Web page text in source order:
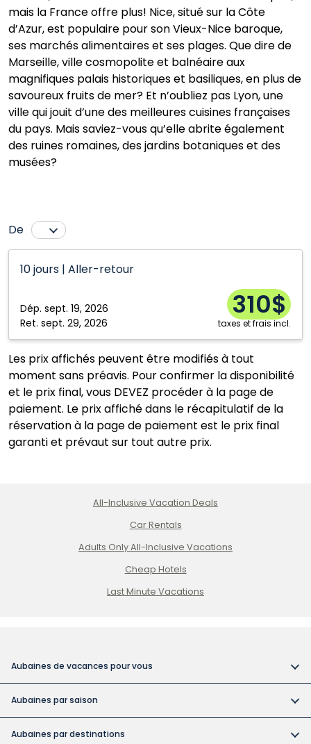
mais la France offre plus! Nice, situé sur la Côte
d’Azur, est populaire pour son Vieux-Nice baroque,
ses marchés alimentaires et ses plages. Que dire de
Marseille, ville cosmopolite et balnéaire aux
magnifiques palais historiques et basiliques, en plus de
savoureux fruits de mer? Et n’oubliez pas Lyon, une
ville qui jouit d’une des meilleures cuisines françaises
du pays. Mais saviez-vous qu’elle abrite également
des ruines romaines, des jardins botaniques et des
musées?
De
Montréal
Ottawa
Vancouver
10 jours | Aller-retour
Dép. sept. 19, 2026
Ret. sept. 29, 2026
310$
taxes et frais incl.
Les prix affichés peuvent être modifiés à tout
moment sans préavis. Pour confirmer la disponibilité
et le prix final, vous DEVEZ procéder à la page de
paiement. Le prix affiché dans le récapitulatif de la
réservation à la page de paiement est le prix final
garanti et prévaut sur tout autre prix.
All-Inclusive Vacation Deals
Car Rentals
Adults Only All-Inclusive Vacations
Cheap Hotels
Last Minute Vacations
Aubaines de vacances pour vous
Vacances abordables
Aubaines par saison
Aubaines par destinations